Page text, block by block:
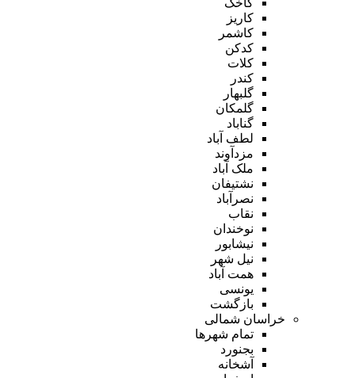
کاریز
کاشمر
کدکن
کلات
کندر
گلبهار
گلمکان
گناباد
لطف آباد
مزدآوند
ملک آباد
نشتیفان
نصرآباد
نقاب
نوخندان
نیشابور
نیل شهر
همت آباد
یونسی
بازگشت
خراسان شمالی
تمام شهر‌ها
بجنورد
آشخانه